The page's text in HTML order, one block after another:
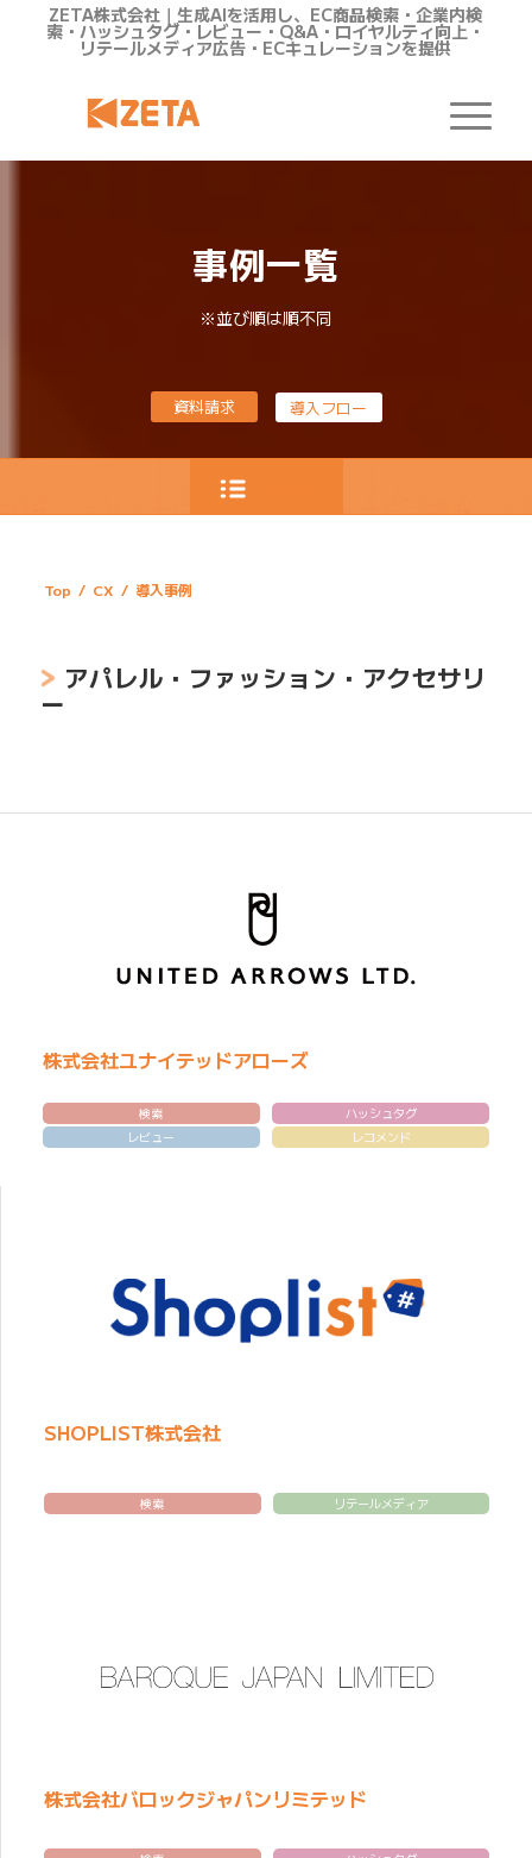
ZETA株式会社｜生成AIを活用し、EC商品検索・企業内検
索・ハッシュタグ・レビュー・Q&A・ロイヤルティ向上・
リテールメディア広告・ECキュレーションを提供
事例一覧
※並び順は順不同
資料請求 導入フロー
Top / CX / 導入事例
アパレル・ファッション・アクセサリ
ー
株式会社ユナイテッドアローズ
検索
レビュー
ハッシュタグ
レコメンド
SHOPLIST株式会社
検索 リテールメディア
株式会社バロックジャパンリミテッド